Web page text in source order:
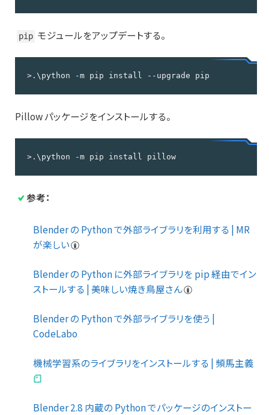
pip モジュールをアップデートする。
>.\python -m pip install --upgrade pip
Pillow パッケージをインストールする。
>.\python -m pip install pillow
参考：
Blender の Python で外部ライブラリを利用する | MR
が楽しい
Blender の Python に外部ライブラリを pip 経由でイン
ストールする | 美味しい焼き鳥屋さん
Blender の Python で外部ライブラリを使う |
CodeLabo
機械学習系のライブラリをインストールする | 頻馬主義
Blender 2.8 内蔵の Python でパッケージのインストー